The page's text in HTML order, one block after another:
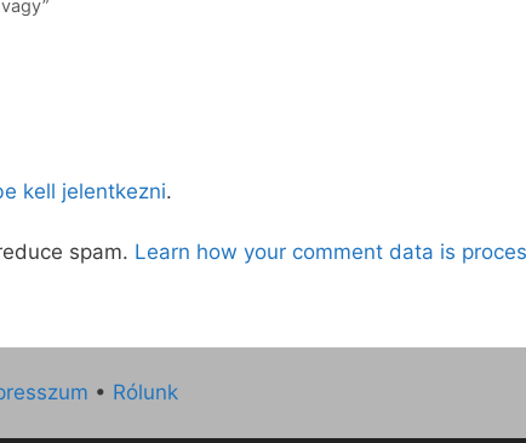
kell jelentkezni.
spam. Learn how your comment data is
• Rólunk